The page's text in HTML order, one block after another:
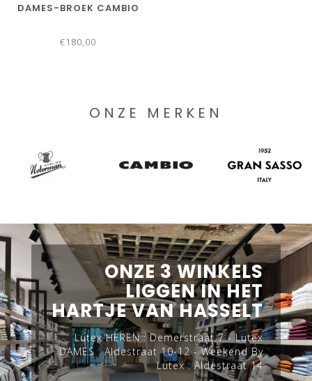
DAMES-BROEK CAMBIO
€180,00
ONZE MERKEN
ONZE 3 WINKELS
LIGGEN IN HET
HARTJE VAN HASSELT
Lutex HEREN : Demerstraat 7 - Lutex
DAMES : Aldestraat 10-12 - Weekend By
Lutex : Aldestraat 14